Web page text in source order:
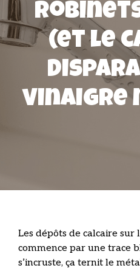
(et le
vinaigre
Les dépôts de calcaire sur
commence par une trace
s’incruste, ça ternit le